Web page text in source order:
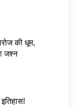
की धूम,
जश्न